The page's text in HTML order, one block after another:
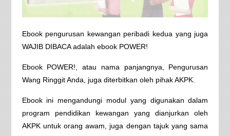
Ebook pengurusan kewangan peribadi kedua yang juga
WAJIB DIBACA adalah ebook POWER!
Ebook POWER!, atau nama panjangnya, Pengurusan
Wang Ringgit Anda, juga diterbitkan oleh pihak AKPK.
Ebook ini mengandungi modul yang digunakan dalam
program pendidikan kewangan yang dianjurkan oleh
AKPK untuk orang awam, juga dengan tajuk yang sama